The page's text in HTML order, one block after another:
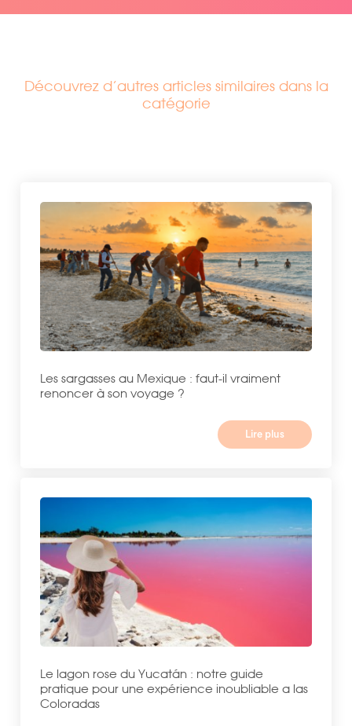
Découvrez d’autres articles similaires dans la
catégorie
Les sargasses au Mexique : faut-il vraiment
renoncer à son voyage ?
Lire plus
Le lagon rose du Yucatán : notre guide
pratique pour une expérience inoubliable a las
Coloradas